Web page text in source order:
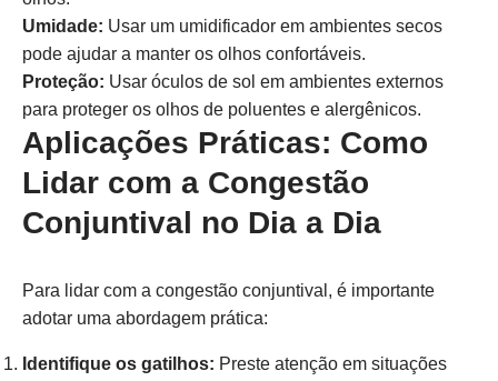
Umidade: Usar um umidificador em ambientes secos
pode ajudar a manter os olhos confortáveis.
Proteção: Usar óculos de sol em ambientes externos
para proteger os olhos de poluentes e alergênicos.
Aplicações Práticas: Como
Lidar com a Congestão
Conjuntival no Dia a Dia
Para lidar com a congestão conjuntival, é importante
adotar uma abordagem prática:
Identifique os gatilhos: Preste atenção em situações